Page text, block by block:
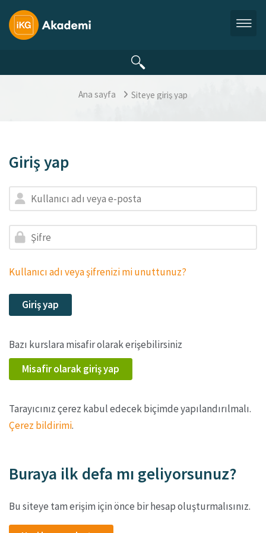
Ana içeriğe git
Ana sayfa Siteye giriş yap
Giriş yap
Yeni hesap oluşturma adımına geç
Kullanıcı adı veya e-posta
Şifre
Kullanıcı adı veya şifrenizi mi unuttunuz?
Giriş yap
Bazı kurslara misafir olarak erişebilirsiniz
Misafir olarak giriş yap
Tarayıcınız çerez kabul edecek biçimde yapılandırılmalı.
Çerez bildirimi.
Buraya ilk defa mı geliyorsunuz?
Bu siteye tam erişim için önce bir hesap oluşturmalısınız.